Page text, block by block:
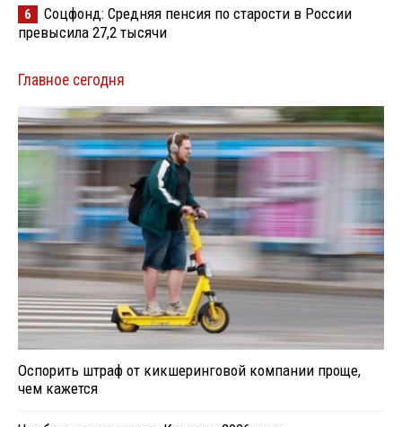
6
Соцфонд: Средняя пенсия по старости в России
превысила 27,2 тысячи
Главное сегодня
Оспорить штраф от кикшеринговой компании проще,
чем кажется